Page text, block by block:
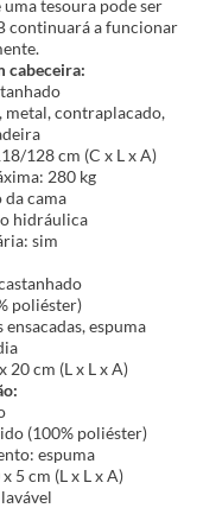
tesoura pode ser
continuará a funcionar
cabeceira:
contraplacado,
128 cm (C x L x A)
280 kg
cama
hidráulica
sim
poliéster)
espuma
20 cm (L x L x A)
(100% poliéster)
espuma
5 cm (L x L x A)